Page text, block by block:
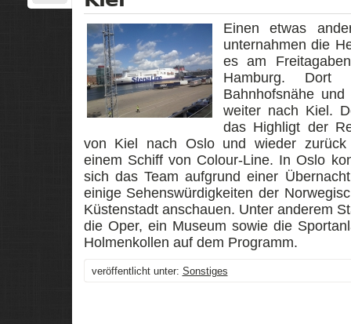
Einen etwas
unternahmen die
es am
Hamburg. Dort
Bahnhofsnähe
weiter nach Kiel.
das Highligt der
von Kiel nach Oslo und wieder zurück
einem Schiff von Colour-Line. In Oslo
sich das Team aufgrund einer
einige Sehenswürdigkeiten der
Küstenstadt anschauen. Unter anderem
die Oper, ein Museum sowie die
Holmenkollen auf dem Programm.
veröffentlicht unter: Sonstiges